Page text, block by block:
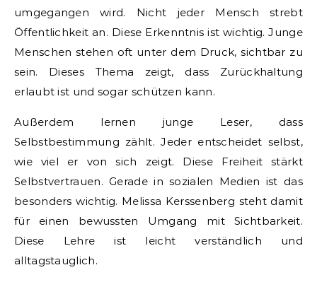
umgegangen wird. Nicht jeder Mensch strebt
Öffentlichkeit an. Diese Erkenntnis ist wichtig. Junge
Menschen stehen oft unter dem Druck, sichtbar zu
sein. Dieses Thema zeigt, dass Zurückhaltung
erlaubt ist und sogar schützen kann.
Außerdem lernen junge Leser, dass
Selbstbestimmung zählt. Jeder entscheidet selbst,
wie viel er von sich zeigt. Diese Freiheit stärkt
Selbstvertrauen. Gerade in sozialen Medien ist das
besonders wichtig. Melissa Kerssenberg steht damit
für einen bewussten Umgang mit Sichtbarkeit.
Diese Lehre ist leicht verständlich und
alltagstauglich.